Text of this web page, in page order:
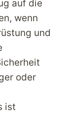
auf die
wenn
und
oder
ist